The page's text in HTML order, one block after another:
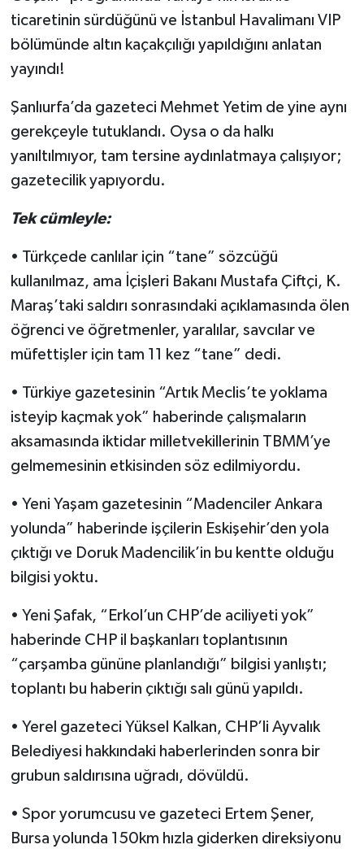
ticaretinin sürdüğünü ve İstanbul Havalimanı VIP
bölümünde altın kaçakçılığı yapıldığını anlatan
yayındı!
Şanlıurfa’da gazeteci Mehmet Yetim de yine aynı
gerekçeyle tutuklandı. Oysa o da halkı
yanıltılmıyor, tam tersine aydınlatmaya çalışıyor;
gazetecilik yapıyordu.
Tek cümleyle:
• Türkçede canlılar için “tane” sözcüğü
kullanılmaz, ama İçişleri Bakanı Mustafa Çiftçi, K.
Maraş’taki saldırı sonrasındaki açıklamasında ölen
öğrenci ve öğretmenler, yaralılar, savcılar ve
müfettişler için tam 11 kez “tane” dedi.
• Türkiye gazetesinin “Artık Meclis’te yoklama
isteyip kaçmak yok” haberinde çalışmaların
aksamasında iktidar milletvekillerinin TBMM’ye
gelmemesinin etkisinden söz edilmiyordu.
• Yeni Yaşam gazetesinin “Madenciler Ankara
yolunda” haberinde işçilerin Eskişehir’den yola
çıktığı ve Doruk Madencilik’in bu kentte olduğu
bilgisi yoktu.
• Yeni Şafak, “Erkol’un CHP’de aciliyeti yok”
haberinde CHP il başkanları toplantısının
“çarşamba gününe planlandığı” bilgisi yanlıştı;
toplantı bu haberin çıktığı salı günü yapıldı.
• Yerel gazeteci Yüksel Kalkan, CHP’li Ayvalık
Belediyesi hakkındaki haberlerinden sonra bir
grubun saldırısına uğradı, dövüldü.
• Spor yorumcusu ve gazeteci Ertem Şener,
Bursa yolunda 150km hızla giderken direksiyonu